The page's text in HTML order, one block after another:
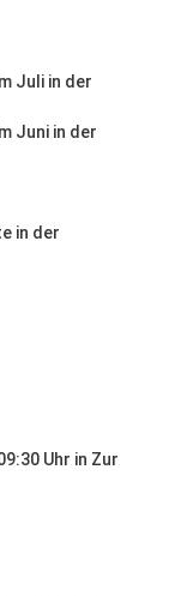
Juli in der
Juni in der
in der
Uhr in Zur